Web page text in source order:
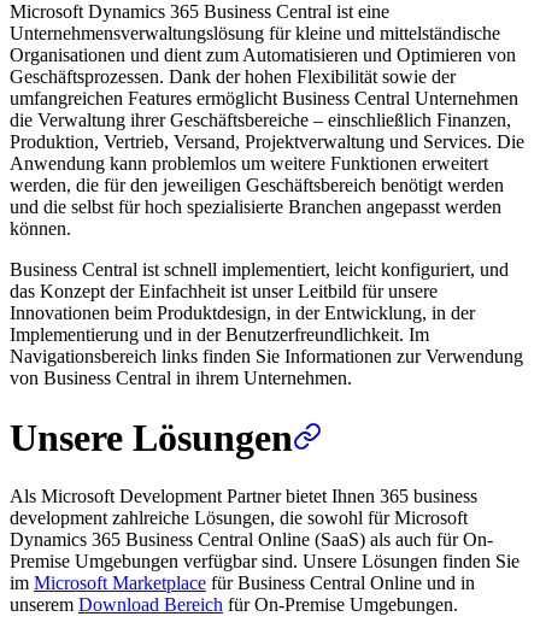
Microsoft Dynamics 365 Business Central ist eine
Unternehmensverwaltungslösung für kleine und mittelständische
Organisationen und dient zum Automatisieren und Optimieren von
Geschäftsprozessen. Dank der hohen Flexibilität sowie der
umfangreichen Features ermöglicht Business Central Unternehmen
die Verwaltung ihrer Geschäftsbereiche – einschließlich Finanzen,
Produktion, Vertrieb, Versand, Projektverwaltung und Services. Die
Anwendung kann problemlos um weitere Funktionen erweitert
werden, die für den jeweiligen Geschäftsbereich benötigt werden
und die selbst für hoch spezialisierte Branchen angepasst werden
können.
Business Central ist schnell implementiert, leicht konfiguriert, und
das Konzept der Einfachheit ist unser Leitbild für unsere
Innovationen beim Produktdesign, in der Entwicklung, in der
Implementierung und in der Benutzerfreundlichkeit. Im
Navigationsbereich links finden Sie Informationen zur Verwendung
von Business Central in ihrem Unternehmen.
Unsere Lösungen
Als Microsoft Development Partner bietet Ihnen 365 business
development zahlreiche Lösungen, die sowohl für Microsoft
Dynamics 365 Business Central Online (SaaS) als auch für On-
Premise Umgebungen verfügbar sind. Unsere Lösungen finden Sie
im Microsoft Marketplace für Business Central Online und in
unserem Download Bereich für On-Premise Umgebungen.